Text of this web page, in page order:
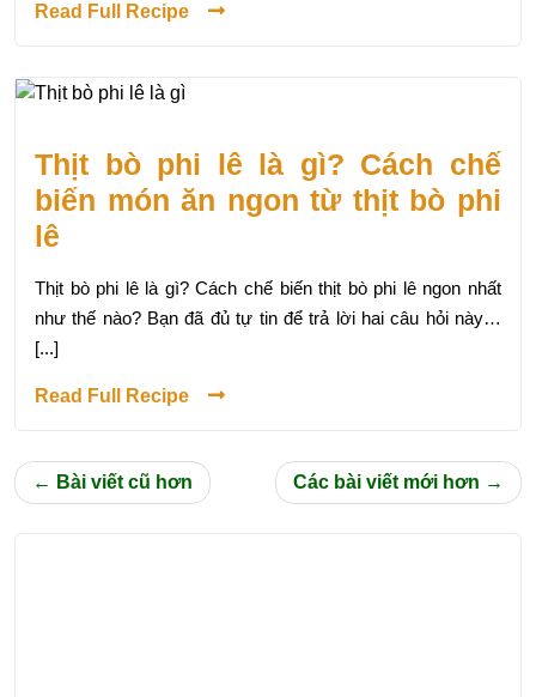
Read Full Recipe
Thịt bò phi lê là gì? Cách chế
biến món ăn ngon từ thịt bò phi
lê
Thịt bò phi lê là gì? Cách chế biến thịt bò phi lê ngon nhất
như thế nào? Bạn đã đủ tự tin để trả lời hai câu hỏi này…
[...]
Read Full Recipe
Điều
hướng
Bài viết cũ hơn Các bài viết mới hơn